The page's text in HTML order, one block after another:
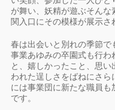
が舞い、妖精が遊ぶそん
関入口にその模様が展示さ
春は出会いと別れの季節で
事業あゆみの卒園式も行わ
と、嬉しかったこと、思
われた逞しさをばねにさ
には事業団に新たな職員
です。